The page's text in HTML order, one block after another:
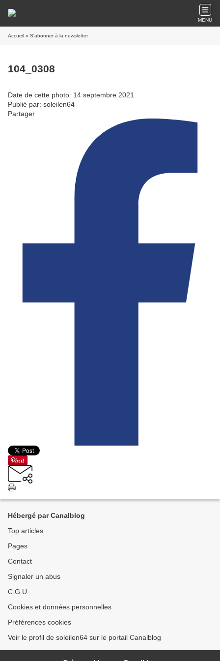
MENU
Accueil » S'abonner à la newsletter
104_0308
Date de cette photo: 14 septembre 2021
Publié par: soleilen64
Partager
Hébergé par Canalblog
Top articles
Pages
Contact
Signaler un abus
C.G.U.
Cookies et données personnelles
Préférences cookies
Voir le profil de soleilen64 sur le portail Canalblog